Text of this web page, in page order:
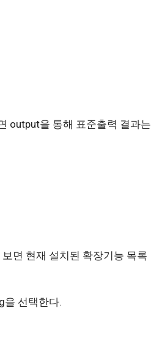
output을 통해 표준출력 결과는
면 현재 설치된 확장기능 목록
을 선택한다.